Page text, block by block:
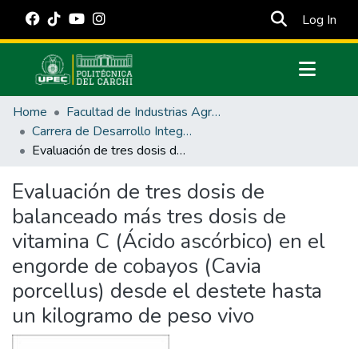
Log In
Communities & Collections
All of DSpace
Statistics
Estadísticas Externas
Manuales
Home
Facultad de Industrias Agropecuarias y Ciencias Ambientales
Carrera de Desarrollo Integral Agropecuario
Evaluación de tres dosis de balanceado más tres dosis de vitamina C (Ácido ascórbico) en el engorde de cobayos (Cavia porcellus) desde el destete hasta un kilogramo de peso vivo
Evaluación de tres dosis de
balanceado más tres dosis de
vitamina C (Ácido ascórbico) en el
engorde de cobayos (Cavia
porcellus) desde el destete hasta
un kilogramo de peso vivo